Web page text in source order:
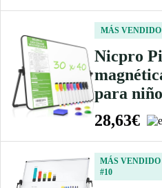
MÁS VENDIDO
Nicpro
para
28,63€
MÁS VENDIDO
#10